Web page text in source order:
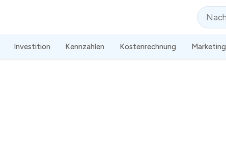
Suche
Investition Kennzahlen Kostenrechnung Marketing